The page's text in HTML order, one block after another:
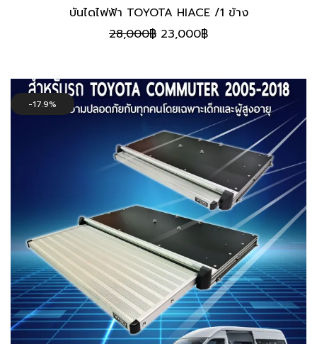
บันไดไฟฟ้า TOYOTA HIACE /1 ข้าง
28,000฿ Original
28,000฿.
23,000฿Current
23,000฿.
17.9%